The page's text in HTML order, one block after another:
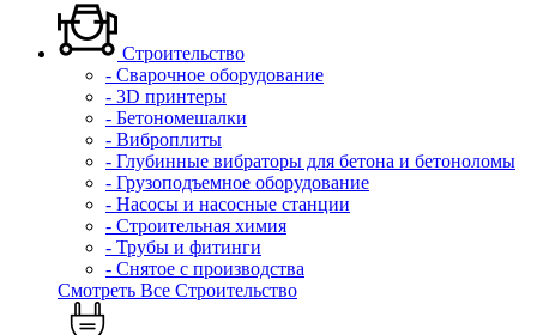
Строительство
- Сварочное оборудование
- 3D принтеры
- Бетономешалки
- Виброплиты
- Глубинные вибраторы для бетона и бетоноломы
- Грузоподъемное оборудование
- Насосы и насосные станции
- Строительная химия
- Трубы и фитинги
- Снятое с производства
Смотреть Все Строительство